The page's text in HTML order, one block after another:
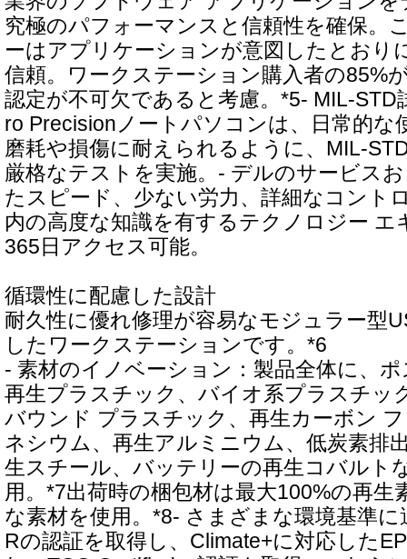
究極のパフォーマンスと信頼性を確保。
ーはアプリケーションが意図したとおり
信頼。ワークステーション購入者の85%
認定が不可欠であると考慮。*5- MIL-STD
ro Precisionノートパソコンは、日常的な
磨耗や損傷に耐えられるように、MIL-
厳格なテストを実施。- デルのサービス
たスピード、少ない労力、詳細なコント
内の高度な知識を有するテクノロジー エ
365日アクセス可能。
循環性に配慮した設計
耐久性に優れ修理が容易なモジュラー型
したワークステーションです。*6
- 素材のイノベーション：製品全体に、
再生プラスチック、バイオ系プラスチッ
バウンド プラスチック、再生カーボン
ネシウム、再生アルミニウム、低炭素排
生スチール、バッテリーの再生コバルト
用。*7出荷時の梱包材は最大100%の再生
な素材を使用。*8- さまざまな環境基準に
Rの認証を取得し、Climate+に対応した